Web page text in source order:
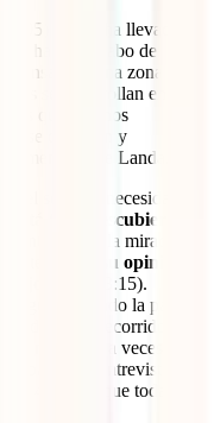
que le ha llevado a
hasta el Cabo de
por una zona que
se desarrollan en
que muchos
se compren y
de Landa.
sobre la necesidad de
todo descubierto
que es la mirada, el
nos da
su opinión
hijos
(min 43:15).
sigue sintiendo la pasión
de haber recorrido los
lo malo que a veces
la entrevista
49:10) y que todavía